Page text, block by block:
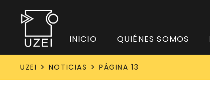
INICIO QUIÉNES SOMOS
UZEI NOTICIAS PÁGINA 13